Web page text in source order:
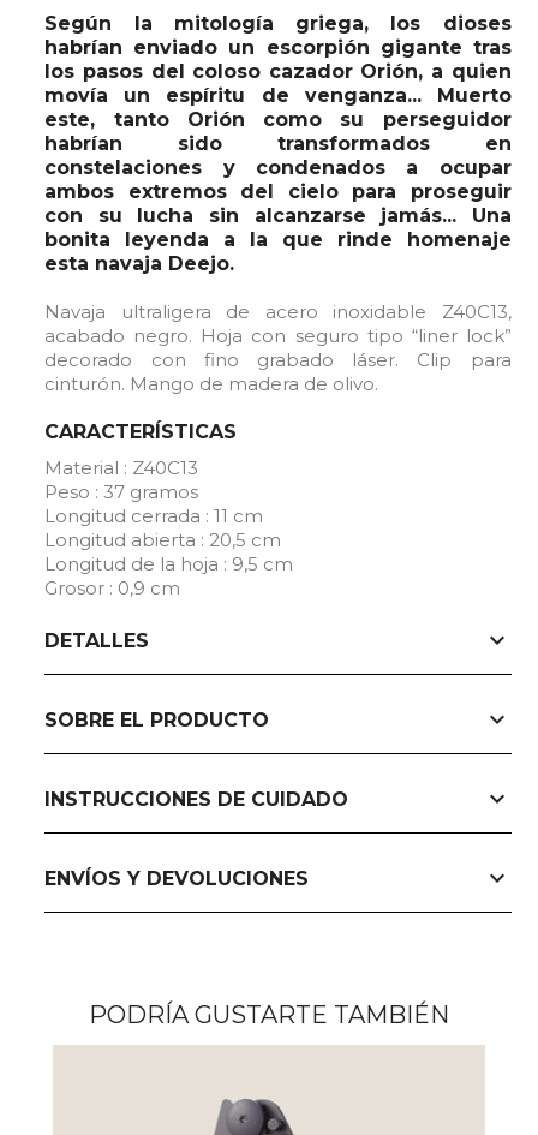
Según la mitología griega, los dioses
habrían enviado un escorpión gigante tras
los pasos del coloso cazador Orión, a quien
movía un espíritu de venganza... Muerto
este, tanto Orión como su perseguidor
habrían sido transformados en
constelaciones y condenados a ocupar
ambos extremos del cielo para proseguir
con su lucha sin alcanzarse jamás... Una
bonita leyenda a la que rinde homenaje
esta navaja Deejo.
Navaja ultraligera de acero inoxidable Z40C13,
acabado negro. Hoja con seguro tipo “liner lock”
decorado con fino grabado láser. Clip para
cinturón. Mango de madera de olivo.
CARACTERÍSTICAS
Material : Z40C13
Peso : 37 gramos
Longitud cerrada : 11 cm
Longitud abierta : 20,5 cm
Longitud de la hoja : 9,5 cm
Grosor : 0,9 cm
DETALLES expand_more
SOBRE EL PRODUCTO expand_more
INSTRUCCIONES DE CUIDADO expand_more
ENVÍOS Y DEVOLUCIONES expand_more
PODRÍA GUSTARTE TAMBIÉN